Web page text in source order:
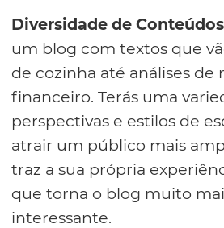
Diversidade de
um blog com textos que
de cozinha até análises de
financeiro. Terás uma
perspectivas e estilos de
atrair um público mais
traz a sua própria
que torna o blog muito
interessante.